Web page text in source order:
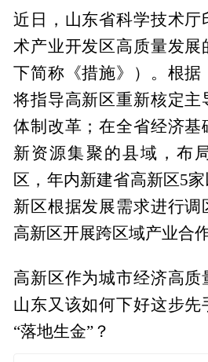
近日，山东省科学技术厅
术产业开发区高质量发展
下简称《措施》）。根据
将指导高新区重新核定主
体制改革；在全省经济基
新资源集聚的县域，布
区，年内新建省高新区5
新区根据发展需求进行调
高新区开展跨区域产业合作
高新区作为城市经济高质
山东又该如何下好这步先
“落地生金”？